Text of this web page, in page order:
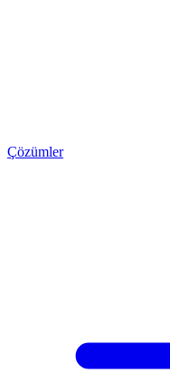
Çözümler